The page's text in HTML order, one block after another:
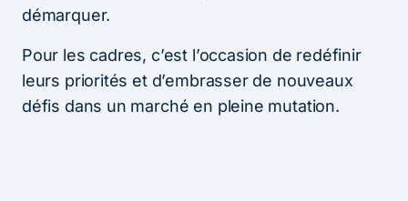
démarquer.
Pour les cadres, c’est l’occasion de redéfinir
leurs priorités et d’embrasser de nouveaux
défis dans un marché en pleine mutation.